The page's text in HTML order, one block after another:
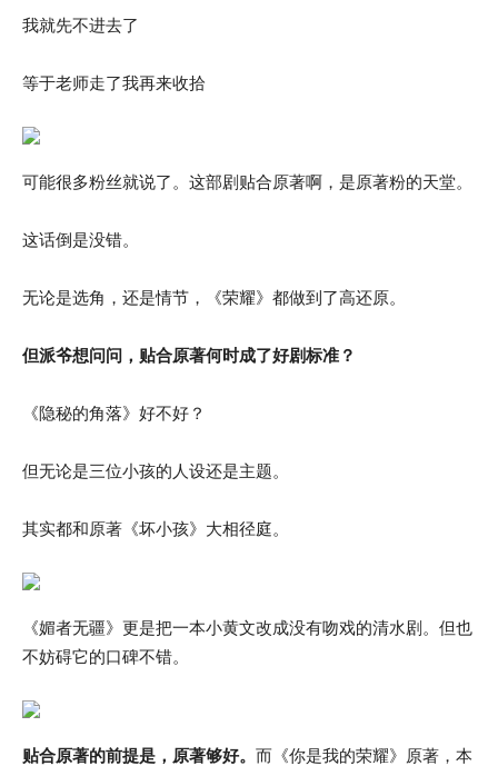
我就先不进去了
等于老师走了我再来收拾
可能很多粉丝就说了。这部剧贴合原著啊，是原著粉的天堂。
这话倒是没错。
无论是选角，还是情节，《荣耀》都做到了高还原。
但派爷想问问，贴合原著何时成了好剧标准？
《隐秘的角落》好不好？
但无论是三位小孩的人设还是主题。
其实都和原著《坏小孩》大相径庭。
《媚者无疆》更是把一本小黄文改成没有吻戏的清水剧。但也
不妨碍它的口碑不错。
贴合原著的前提是，原著够好。 而《你是我的荣耀》原著，本